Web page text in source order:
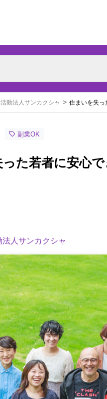
動法人サンカクシャ 住まいを失っ
副業OK
た若者に安心
人サンカクシャ